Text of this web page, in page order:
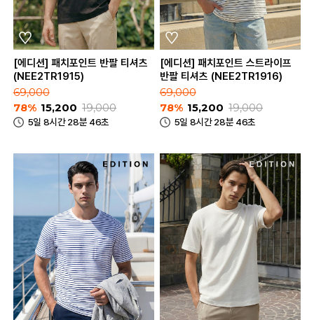
[에디션] 패치포인트 반팔 티셔츠
(NEE2TR1915)
69,000
78% 15,200 19,000
5일 8시간 28분 46초
[에디션] 패치포인트 스트라이프
반팔 티셔츠 (NEE2TR1916)
69,000
78% 15,200 19,000
5일 8시간 28분 46초